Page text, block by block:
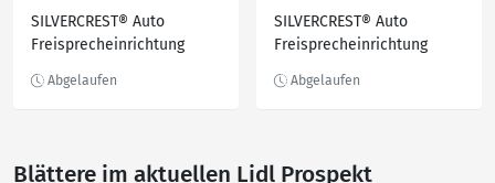
SILVERCREST® Auto
Freisprecheinrichtung
Bluetooth
SILVERCREST® Auto
Freisprecheinrichtung
Bluetooth
Blättere im aktuellen Lidl Prospekt